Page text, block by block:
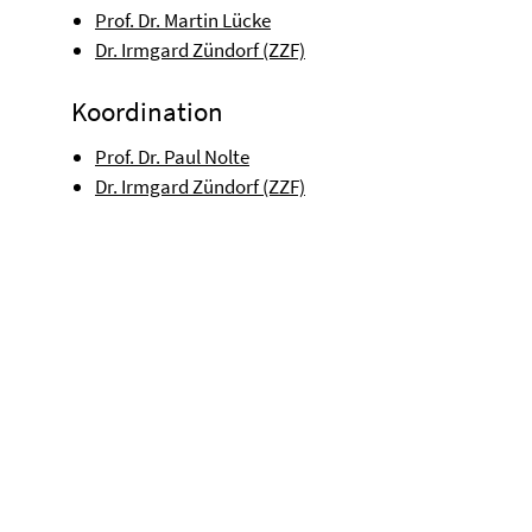
Prof. Dr. Martin Lücke
Dr. Irmgard Zündorf (ZZF)
Koordination
Prof. Dr. Paul Nolte
Dr. Irmgard Zündorf (ZZF)